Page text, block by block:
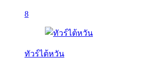
8
ทัวร์ไต้หวัน